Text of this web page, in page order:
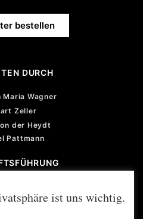
bestellen
DURCH
Wagner
Zeller
der Heydt
Pattmann
201 922 77 67
mex.de
ist uns wichtig.